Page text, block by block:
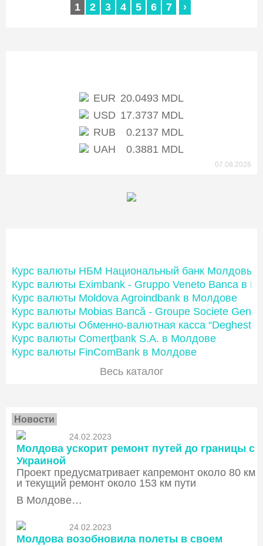
1 2 3 4 5 6 7 ›
EUR 20.0493 MDL
USD 17.3737 MDL
RUB
0.2137 MDL
UAH
0.3881 MDL
07.08.2026
Курс валюты НБМ Национальный банк Молдовы
Курс валюты Eximbank - Gruppo Veneto Banca в
Курс валюты Moldova Agroindbank в Молдове
Курс валюты Mobias Bancă - Groupe Societe
Курс валюты Обменно-валютная касса “Deghest”
Курс валюты Comerţbank S.A. в Молдове
Курс валюты FinComBank в Молдове
Весь каталог
Новости
24.02.2023
Молдова ускорит ремонт путей до границы с
Украиной
Проект предусматривает капремонт около 80 км
и текущий ремонт около 153 км пути
В Молдове…
24.02.2023
Молдова возобновила полеты в своем